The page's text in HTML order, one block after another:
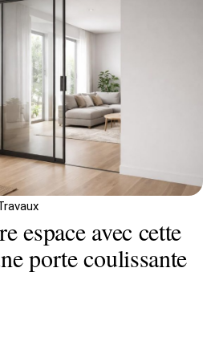
espace avec cette
porte coulissante